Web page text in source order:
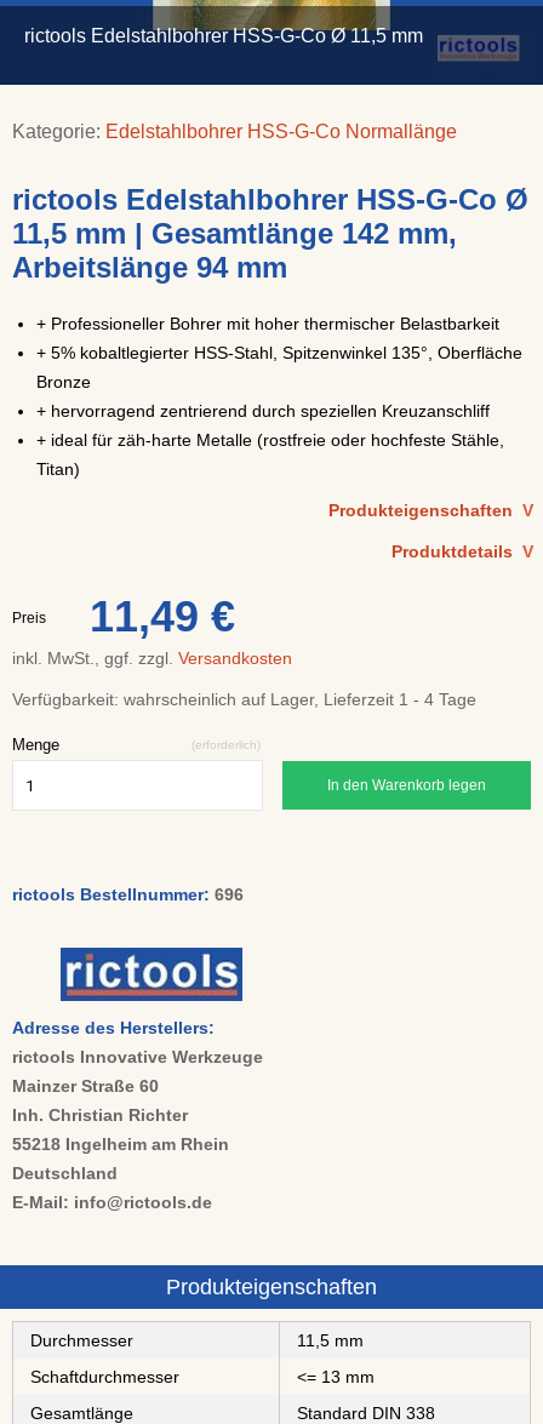
rictools Edelstahlbohrer HSS-G-Co Ø 11,5 mm
Kategorie: Edelstahlbohrer HSS-G-Co Normallänge
rictools Edelstahlbohrer HSS-G-Co Ø
11,5 mm | Gesamtlänge 142 mm,
Arbeitslänge 94 mm
+ Professioneller Bohrer mit hoher thermischer Belastbarkeit
+ 5% kobaltlegierter HSS-Stahl, Spitzenwinkel 135°, Oberfläche
Bronze
+ hervorragend zentrierend durch speziellen Kreuzanschliff
+ ideal für zäh-harte Metalle (rostfreie oder hochfeste Stähle,
Titan)
Produkteigenschaften V
Produktdetails V
Preis 11,49 €
inkl. MwSt., ggf. zzgl. Versandkosten
Verfügbarkeit: wahrscheinlich auf Lager, Lieferzeit 1 - 4 Tage
Menge (erforderlich)
In den Warenkorb legen
rictools Bestellnummer: 696
Adresse des Herstellers:
rictools Innovative Werkzeuge
Mainzer Straße 60
Inh. Christian Richter
55218 Ingelheim am Rhein
Deutschland
E-Mail: info@rictools.de
Produkteigenschaften
Durchmesser
11,5 mm
Schaftdurchmesser
<= 13 mm
Gesamtlänge
Standard DIN 338